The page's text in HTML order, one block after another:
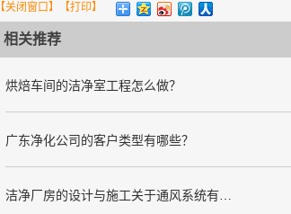
【关闭窗口】【打印】
相关推荐
烘焙车间的洁净室工程怎么做？
广东净化公司的客户类型有哪些？
洁净厂房的设计与施工关于通风系统有哪些要求